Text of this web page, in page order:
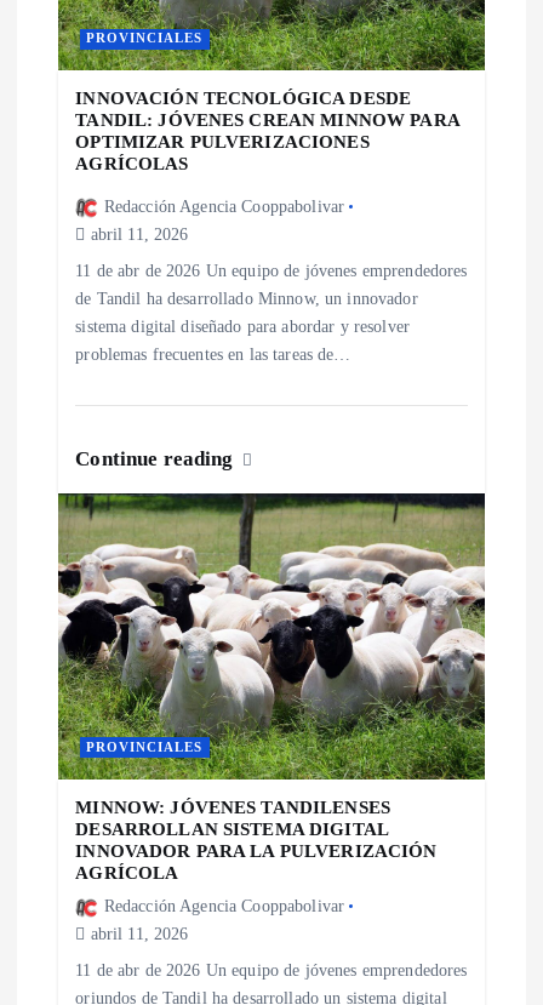
n
PROVINCIALES
INNOVACIÓN TECNOLÓGICA DESDE
TANDIL: JÓVENES CREAN MINNOW PARA
OPTIMIZAR PULVERIZACIONES
AGRÍCOLAS
Redacción Agencia Cooppabolivar
abril 11, 2026
11 de abr de 2026 Un equipo de jóvenes emprendedores
de Tandil ha desarrollado Minnow, un innovador
sistema digital diseñado para abordar y resolver
problemas frecuentes en las tareas de…
Continue reading
PROVINCIALES
MINNOW: JÓVENES TANDILENSES
DESARROLLAN SISTEMA DIGITAL
INNOVADOR PARA LA PULVERIZACIÓN
AGRÍCOLA
Redacción Agencia Cooppabolivar
abril 11, 2026
11 de abr de 2026 Un equipo de jóvenes emprendedores
oriundos de Tandil ha desarrollado un sistema digital